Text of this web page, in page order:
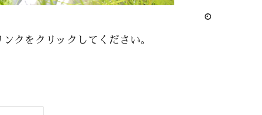
クをクリックしてください。